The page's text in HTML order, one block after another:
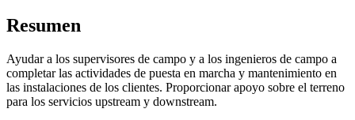
Resumen
Ayudar a los supervisores de campo y a los ingenieros de campo a
completar las actividades de puesta en marcha y mantenimiento en
las instalaciones de los clientes. Proporcionar apoyo sobre el terreno
para los servicios upstream y downstream.